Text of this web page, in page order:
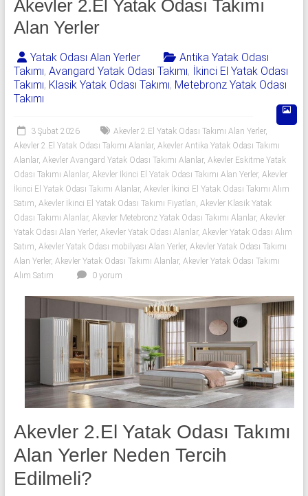
06
06
|
Yıldız
Spot
Yatak
odası
alan
yerler
olarak
2.el
yatak
odası,
Antika
yatak
odası
ve
Metebronz
yatak
odası
Akevler 2.El Yatak Odası Takımı
Alan Yerler
Yatak Odası Alan Yerler
Antika Yatak Odası
Takımı, Avangard Yatak Odası Takımı, İkinci El Yatak Odası
Takımı, Klasik Yatak Odası Takımı, Metebronz Yatak Odası
Takımı
3 Şubat 2026 Akevler 2.El Yatak Odası Takımı Alan Yerler,
Akevler 2.El Yatak Odası Takımı Alanlar, Akevler Antika Yatak Odası Takımı
Alanlar, Akevler Avangard Yatak Odası Takımı Alanlar, Akevler Eskitme Yatak
Odası Takımı Alanlar, Akevler İkinci El Yatak Odası Takımı Alan Yerler, Akevler
İkinci El Yatak Odası Takımı Alanlar, Akevler İkinci El Yatak Odası Takımı Alım
Satım Akevler İkinci El Yatak Odası Takımı Fiyatları Akevler Klasik Yatak
Odası Takımı Alanlar, Akevler Metebronz Yatak Odası Takımı Alanlar, Akevler
Yatak Odası Alan Yerler, Akevler Yatak Odası Alanlar, Akevler Yatak Odası Alım
Satım Akevler Yatak Odası mobilyası Alan Yerler, Akevler Yatak Odası Takımı
Alan Yerler, Akevler Yatak Odası Takımı Alanlar, Akevler Yatak Odası Takımı
Alım Satım
0 yorum
Akevler 2.El Yatak Odası Takımı
Alan Yerler Neden Tercih
Edilmeli?